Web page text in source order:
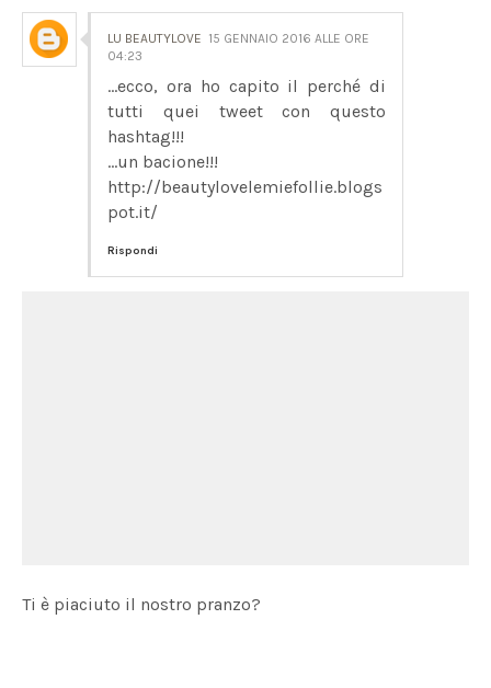
LU BEAUTYLOVE 15 GENNAIO 2016 ALLE ORE
04:23
...ecco, ora ho capito il perché di
tutti quei tweet con questo
hashtag!!!
...un bacione!!!
http://beautylovelemiefollie.blogs
pot.it/
Rispondi
Ti è piaciuto il nostro pranzo?